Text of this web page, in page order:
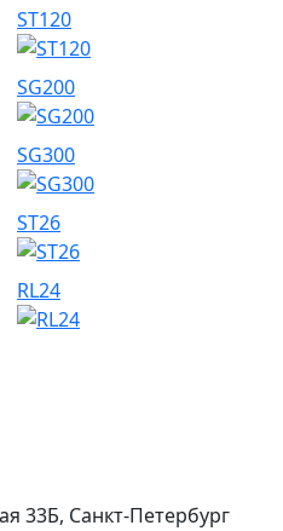
ST120
SG200
SG300
ST26
RL24
33Б, Санкт-Петербург